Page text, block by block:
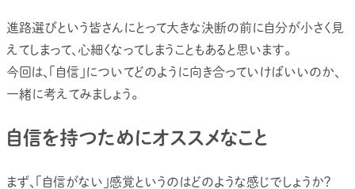
進路選びという皆さんにとって大きな決断の前に自分が小さく見
えてしまって、心細くなってしまうこともあると思います。
今回は、「自信」についてどのように向き合っていけばいいのか、
一緒に考えてみましょう。
自信を持つためにオススメなこと
まず、「自信がない」感覚というのはどのような感じでしょうか？